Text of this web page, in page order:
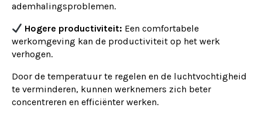
ademhalingsproblemen.
Hogere productiviteit: Een comfortabele
werkomgeving kan de productiviteit op het werk
verhogen.
Door de temperatuur te regelen en de luchtvochtigheid
te verminderen, kunnen werknemers zich beter
concentreren en efficiënter werken.